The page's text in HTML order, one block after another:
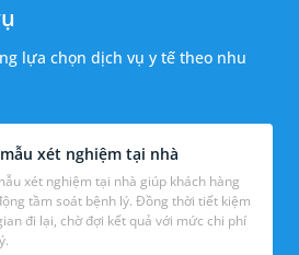
lựa chọn dịch vụ y tế theo nhu
xét nghiệm tại nhà
xét nghiệm tại nhà giúp khách hàng
tầm soát bệnh lý. Đồng thời tiết kiệm
đợi kết quả với mức chi phí